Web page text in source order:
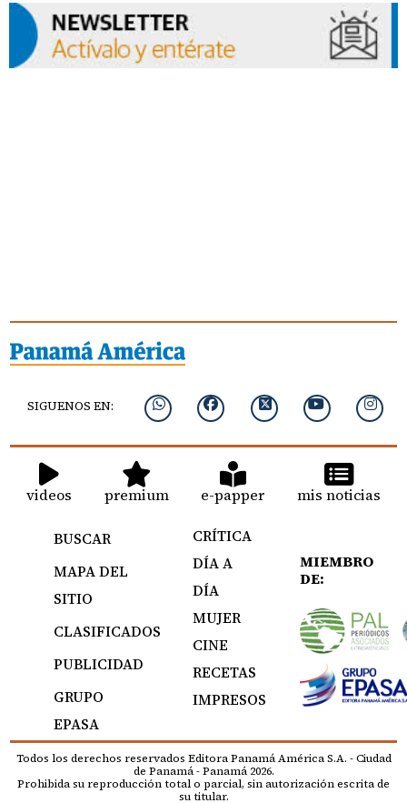
SIGUENOS EN:
videos premium e-papper mis noticias
BUSCAR
MAPA DEL
SITIO
CLASIFICADOS
PUBLICIDAD
GRUPO
EPASA
CRÍTICA
DÍA A
DÍA
MUJER
CINE
RECETAS
IMPRESOS
MIEMBRO
DE:
Todos los derechos reservados Editora Panamá América S.A. - Ciudad
de Panamá - Panamá 2026.
Prohibida su reproducción total o parcial, sin autorización escrita de
su titular.